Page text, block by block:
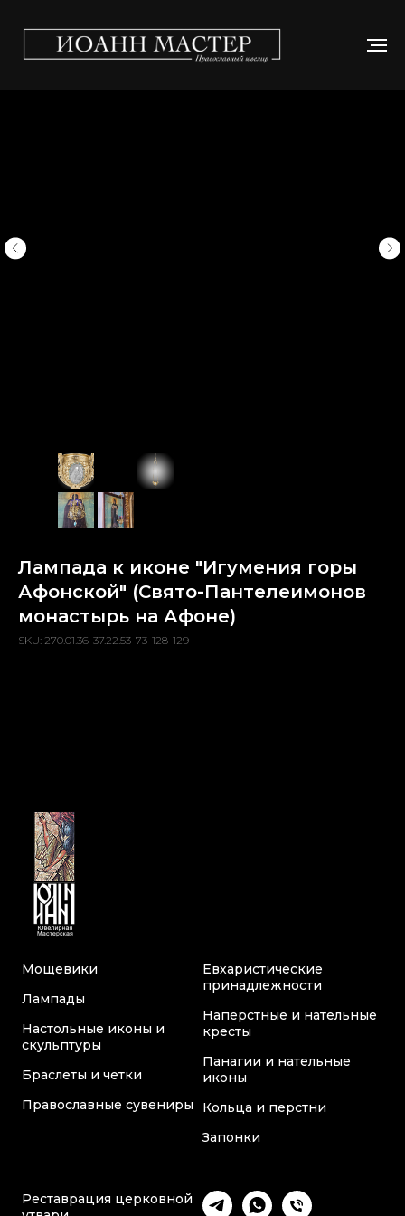
Лампада к иконе "Игумения горы
Афонской" (Свято-Пантелеимонов
монастырь на Афоне)
SKU: 270.01.36-37.22.53-73-128-129
Мощевики
Лампады
Настольные иконы и
скульптуры
Браслеты и четки
Православные сувениры
Евхаристические
принадлежности
Наперстные и нательные
кресты
Панагии и нательные
иконы
Кольца и перстни
Запонки
Реставрация церковной